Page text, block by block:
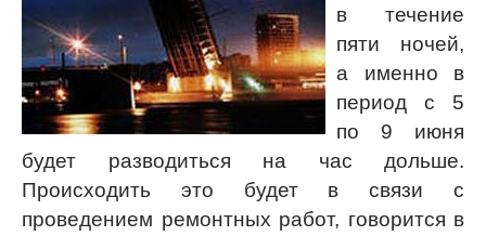
в течение
пяти ночей,
а именно в
период с 5
по 9 июня
будет разводиться на час дольше.
Происходить это будет в связи с
проведением ремонтных работ, говорится в